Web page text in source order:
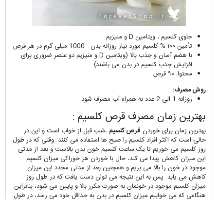
حاوی کلسیم ، ویتامین D و منیزیم
تأمین ۱۰۰ % کلسیم مورد نیاز روزانه بدن - 1000 میلی گرم در هر قرص
با هضم آسان و جذب بالا (ویتامین D و منیزیم دو عنصر ضروری برای
افزایش جذب کلسیم در بدن می باشند)
محتوا: ۹۰ قرص
روش مصرف:
روزانه 1 الی 2 عدد به همراه آب مصرف شود.
بهترین زمان مصرف قرص کلسیم :
بهترین زمان برای خوردن قرص کلسیم ،شب قبل از خواب است و این در
حالی است که اکثر افراد کلسیم را صبح ها استفاده می کنند. وقتی که در طول
روز کلسیم می خوریم تا یک ساعت کلسیم خون بدن بالاست و بعد از مدتی
این میزان کاهش پیدا می کند، حال با خوردن هر خوراکی میزان کلسیم
موجود در خون را بالا می بریم و همچنین بعد از مدتی مجدد این میزان
کاهش می یابد. پس به این نتیجه می توان دست یافت که در طول روز
میزان کلسیم موجود در خونمان به صورت مکرر بالا و پایین می شود، بنابراین
هنگامی که می خوابیم میزان کلسیم در بدن به حداقل خود می رسد، در طول